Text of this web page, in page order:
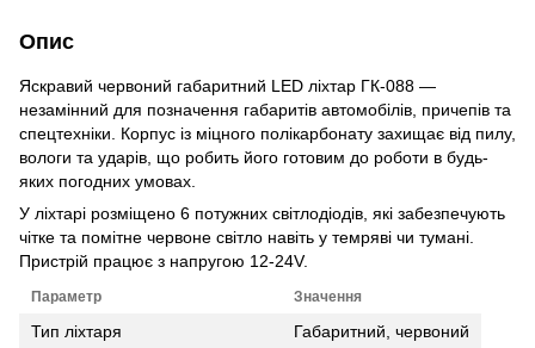
Опис
Яскравий червоний габаритний LED ліхтар ГК-088 —
незамінний для позначення габаритів автомобілів, причепів та
спецтехніки. Корпус із міцного полікарбонату захищає від пилу,
вологи та ударів, що робить його готовим до роботи в будь-
яких погодних умовах.
У ліхтарі розміщено 6 потужних світлодіодів, які забезпечують
чітке та помітне червоне світло навіть у темряві чи тумані.
Пристрій працює з напругою 12-24V.
Параметр Значення
Тип ліхтаря
Габаритний, червоний